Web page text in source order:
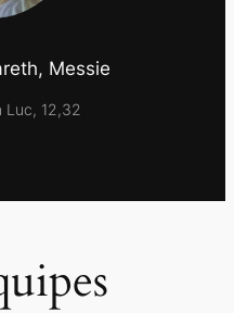
Messie
Luc, 12,32